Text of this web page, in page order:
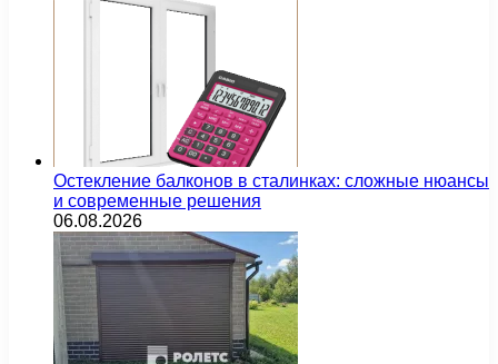
Остекление балконов в сталинках: сложные нюансы
и современные решения
06.08.2026